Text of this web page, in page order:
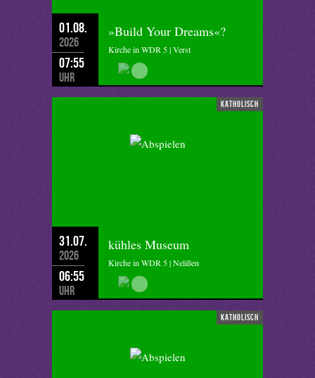
01.08.
2026
07:55
Uhr
»Build Your Dreams«?
Kirche in WDR 5 | Verst
katholisch
31.07.
2026
06:55
Uhr
kühles Museum
Kirche in WDR 5 | Nelißen
katholisch